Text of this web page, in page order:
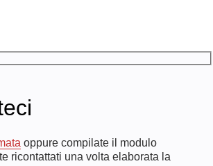
oppure compilate il modulo
ricontattati una volta elaborata la